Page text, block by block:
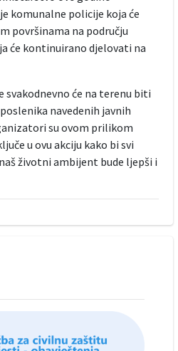
komunalne policije koja će
površinama na području
će kontinuirano djelovati na
svakodnevno će na terenu biti
navedenih javnih
su ovom prilikom
u ovu akciju kako bi svi
životni ambijent bude ljepši i